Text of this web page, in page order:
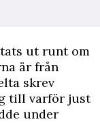
ut runt om
är från
skrev
till varför just
under